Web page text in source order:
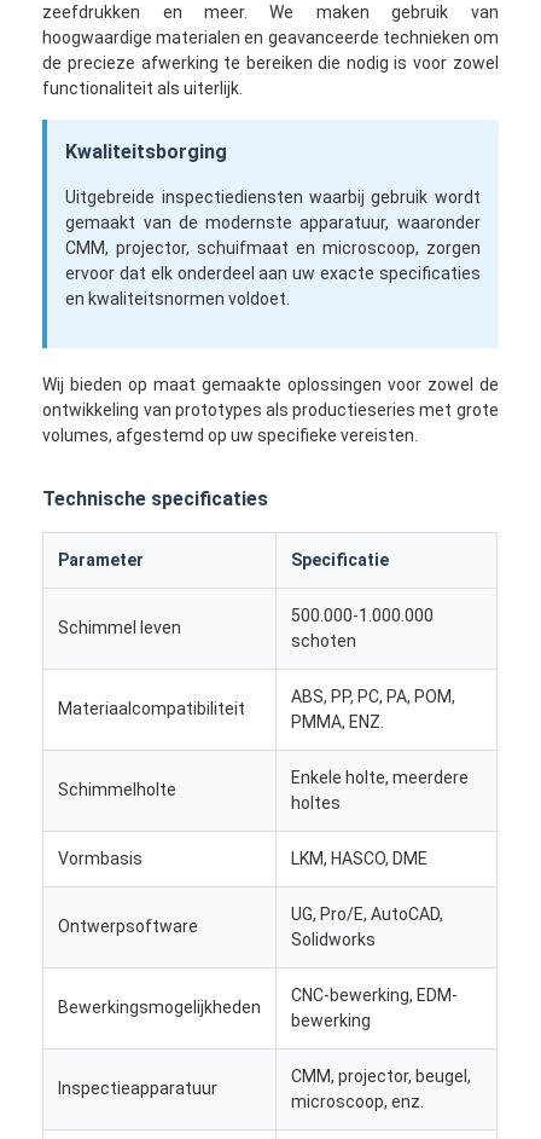
Huis
Producten
zeefdrukken en meer. We maken gebruik van
hoogwaardige materialen en geavanceerde technieken om
de precieze afwerking te bereiken die nodig is voor zowel
functionaliteit als uiterlijk.
Kwaliteitsborging
Uitgebreide inspectiediensten waarbij gebruik wordt
gemaakt van de modernste apparatuur, waaronder
CMM, projector, schuifmaat en microscoop, zorgen
ervoor dat elk onderdeel aan uw exacte specificaties
en kwaliteitsnormen voldoet.
Wij bieden op maat gemaakte oplossingen voor zowel de
ontwikkeling van prototypes als productieseries met grote
volumes, afgestemd op uw specifieke vereisten.
Technische specificaties
Parameter Specificatie
Schimmel leven
500.000-1.000.000
schoten
Materiaalcompatibiliteit
ABS, PP, PC, PA, POM,
PMMA, ENZ.
Schimmelholte
Enkele holte, meerdere
holtes
Vormbasis LKM, HASCO, DME
Ontwerpsoftware
UG, Pro/E, AutoCAD,
Solidworks
Bewerkingsmogelijkheden
CNC-bewerking, EDM-
bewerking
Inspectieapparatuur
CMM, projector, beugel,
microscoop, enz.